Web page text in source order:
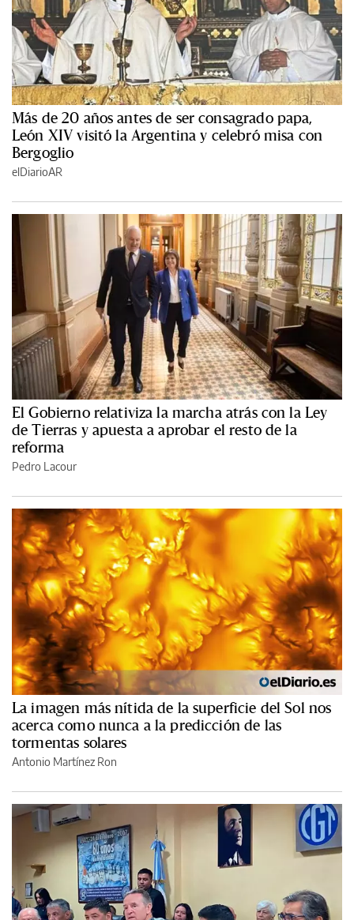
Más de 20 años antes de ser consagrado papa,
León XIV visitó la Argentina y celebró misa con
Bergoglio
elDiarioAR
El Gobierno relativiza la marcha atrás con la Ley
de Tierras y apuesta a aprobar el resto de la
reforma
Pedro Lacour
La imagen más nítida de la superficie del Sol nos
acerca como nunca a la predicción de las
tormentas solares
Antonio Martínez Ron